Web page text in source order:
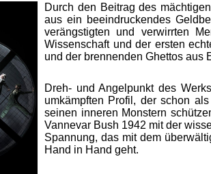
Durch den Beitrag des
aus ein beeindruckendes
verängstigten und verwirrten
Wissenschaft und der ersten
und der brennenden Ghettos aus
Dreh- und Angelpunkt des
umkämpften Profil, der schon
seinen inneren Monstern
Vannevar Bush 1942 mit der
Spannung, das mit dem
Hand in Hand geht.